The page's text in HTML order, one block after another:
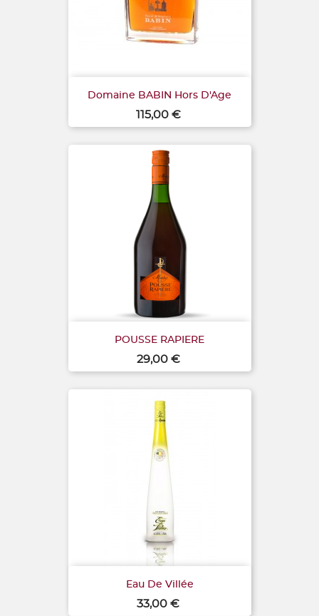
Domaine BABIN Hors D'Age
Prix
115,00 €
POUSSE RAPIERE
Prix
29,00 €
Eau De Villée
Prix
33,00 €